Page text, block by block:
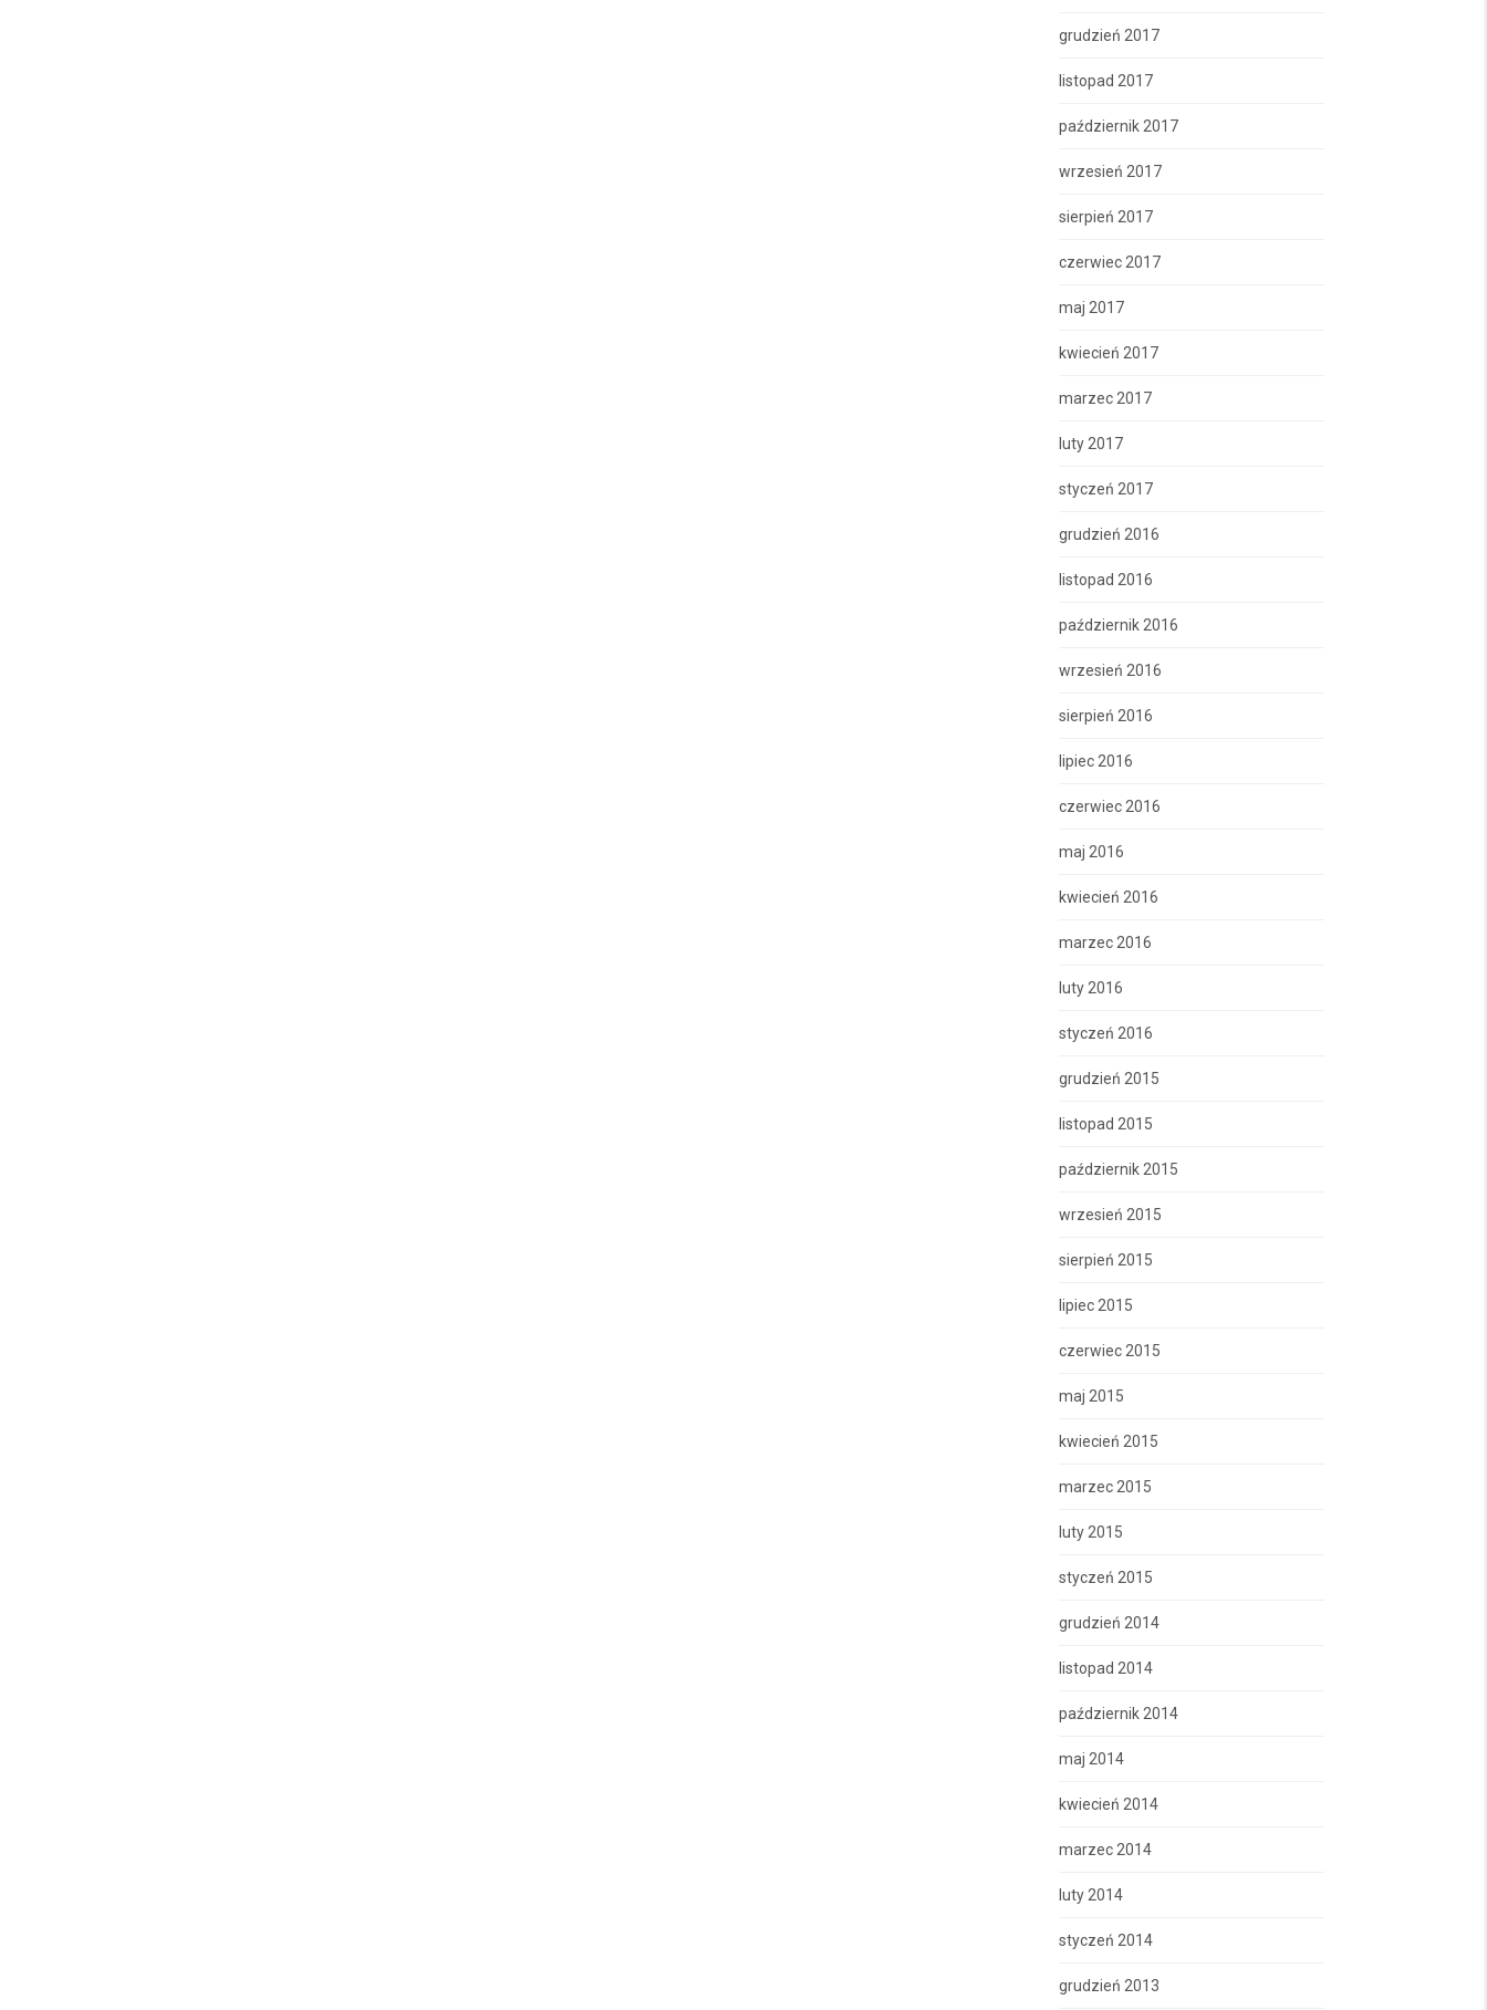
grudzień 2017
listopad 2017
październik 2017
wrzesień 2017
sierpień 2017
czerwiec 2017
maj 2017
kwiecień 2017
marzec 2017
luty 2017
styczeń 2017
grudzień 2016
listopad 2016
październik 2016
wrzesień 2016
sierpień 2016
lipiec 2016
czerwiec 2016
maj 2016
kwiecień 2016
marzec 2016
luty 2016
styczeń 2016
grudzień 2015
listopad 2015
październik 2015
wrzesień 2015
sierpień 2015
lipiec 2015
czerwiec 2015
maj 2015
kwiecień 2015
marzec 2015
luty 2015
styczeń 2015
grudzień 2014
listopad 2014
październik 2014
maj 2014
kwiecień 2014
marzec 2014
luty 2014
styczeń 2014
grudzień 2013